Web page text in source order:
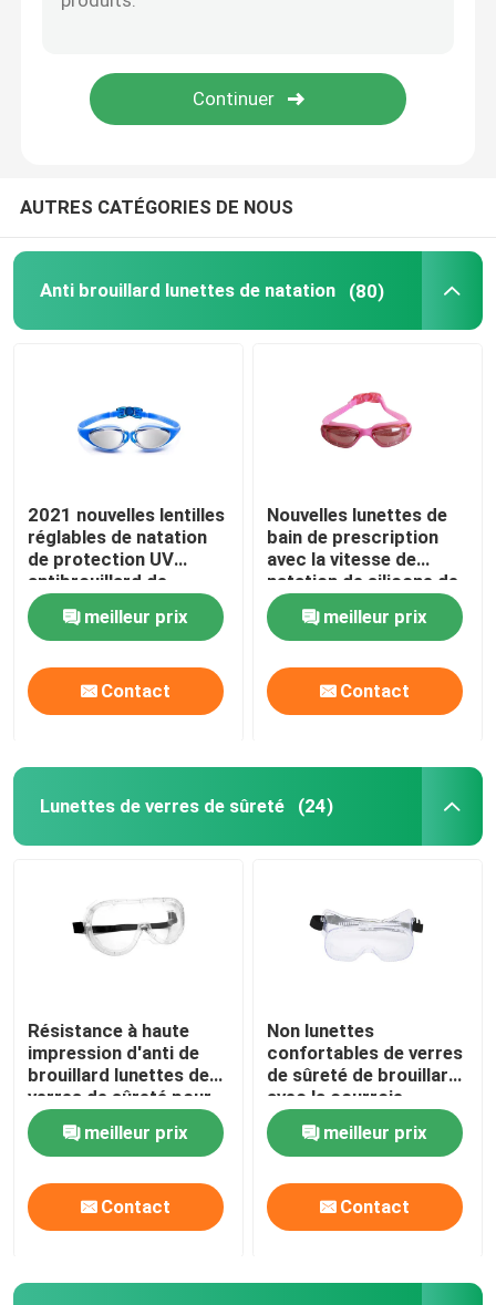
Ailerons de bain de plongée
Lunettes de jockey de cheval
Anti lentille de brouillard
Anti lunettes de plongée de brouillard
Prise d'air de plongée à l'air
AUTRES CATÉGORIES DE NOUS
Anti brouillard lunettes de natation (80)
2021 nouvelles lentilles
réglables de natation
de protection UV
antibrouillard de
lunettes de bain pour
des femmes des
hommes
meilleur prix
Contact
Nouvelles lunettes de
bain de prescription
avec la vitesse de
natation de silicone de
lentille de miroir avec la
protection
antibrouillard et UV
réglable d'ajustement
meilleur prix
Contact
Lunettes de verres de sûreté (24)
Résistance à haute
impression d'anti de
brouillard lunettes de
verres de sûreté pour
le laboratoire de chimie
meilleur prix
Contact
Non lunettes
confortables de verres
de sûreté de brouillard
avec la courroie
élastique noire
meilleur prix
Contact